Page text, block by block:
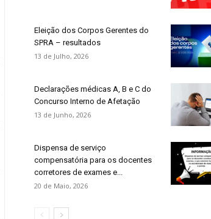
Eleição dos Corpos Gerentes do
SPRA – resultados
13 de Julho, 2026
Declarações médicas A, B e C do
Concurso Interno de Afetação
13 de Junho, 2026
Dispensa de serviço
compensatória para os docentes
corretores de exames e...
20 de Maio, 2026